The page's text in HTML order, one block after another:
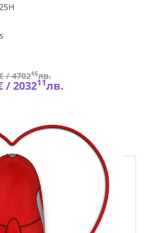
/470215лв.
/203211лв.
и лаптопи на Fly.bg